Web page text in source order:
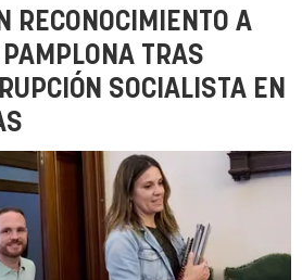
RECONOCIMIENTO A
TRAS
SOCIALISTA EN